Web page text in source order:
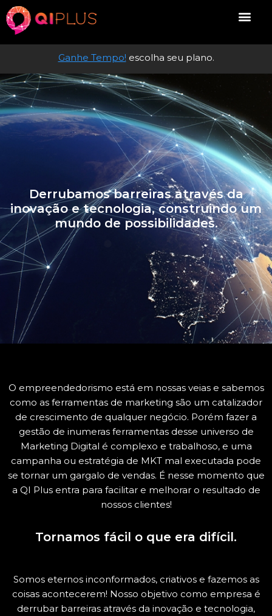
Ganhe Tempo! escolha seu plano.
Derrubamos barreiras através da
inovação e tecnologia, construindo um
mundo de possibilidades.
O empreendedorismo está em nossas veias e sabemos
como as ferramentas de marketing são um catalizador
de crescimento de qualquer negócio. Porém fazer a
gestão de inumeras ferramentas desse universo de
Marketing Digital é complexo e trabalhoso, e uma
campanha ou estratégia de MKT mal executada pode
se tornar um gargalo de vendas. É nesse momento que
a QI Plus entra para facilitar e melhorar o resultado de
nossos clientes!
Tornamos fácil o que era difícil.
Somos eternos inconformados, criativos e fazemos as
coisas acontecerem! Nosso objetivo como empresa é
derrubar barreiras através da inovação e tecnologia,